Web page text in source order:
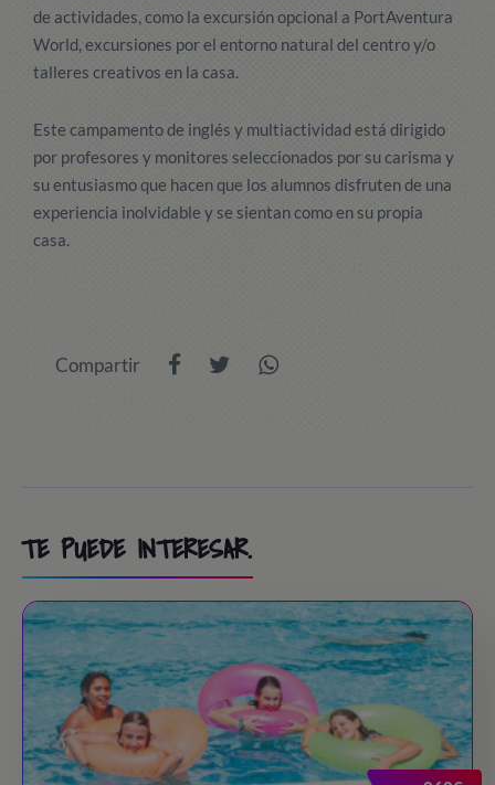
de actividades, como la excursión opcional a PortAventura
World, excursiones por el entorno natural del centro y/o
talleres creativos en la casa.
Este campamento de inglés y multiactividad está dirigido
por profesores y monitores seleccionados por su carisma y
su entusiasmo que hacen que los alumnos disfruten de una
experiencia inolvidable y se sientan como en su propia
casa.
Compartir
TE PUEDE INTERESAR.